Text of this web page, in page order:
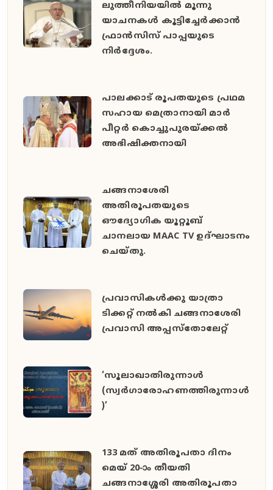
ലുത്തീനിയയിൽ മൂന്നു
യാചനകൾ കൂട്ടിച്ചേര്‍ക്കാന്‍
ഫ്രാന്‍സിസ് പാപ്പയുടെ
നിര്‍ദ്ദേശം.
പാലക്കാട് രൂപതയുടെ പ്രഥമ
സഹായ മെത്രാനായി മാർ
പീറ്റർ കൊച്ചുപുരയ്ക്കൽ
അഭിഷിക്തനായി
ചങ്ങനാശേരി
അതിരൂപതയുടെ
ഔദ്യോഗിക യൂറ്റൂബ്
ചാനലായ MAAC TV ഉദ്ഘാടനം
ചെയ്തു.
പ്രവാസികൾക്കു യാത്രാ
ടിക്കറ്റ് നൽകി ചങ്ങനാശേരി
പ്രവാസി അപ്പസ്തോലേറ്റ്
‘സൂലാഖാതിരുന്നാൾ
(സ്വർഗാരോഹണത്തിരുന്നാൾ
)’
133 മത് അതിരൂപതാ ദിനം
മെയ് 20-ാം തീയതി
ചങ്ങനാശ്ശേരി അതിരൂപതാ